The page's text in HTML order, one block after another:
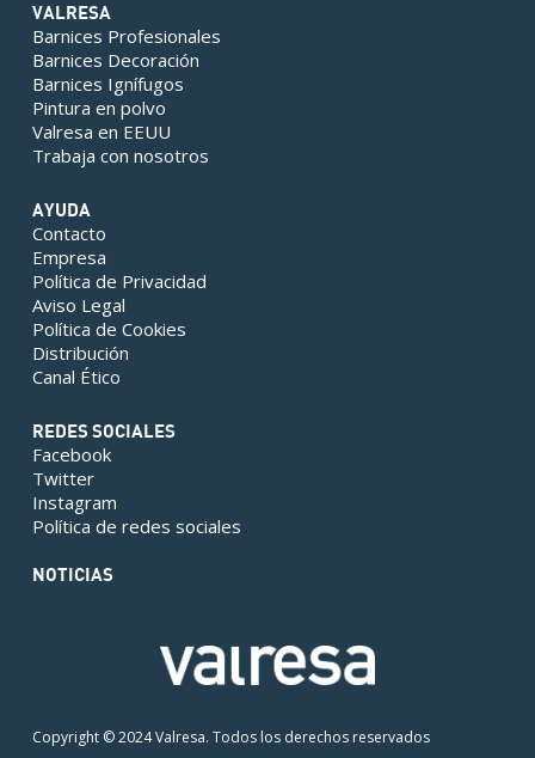
VALRESA
Barnices Profesionales
Barnices Decoración
Barnices Ignífugos
Pintura en polvo
Valresa en EEUU
Trabaja con nosotros
AYUDA
Contacto
Empresa
Política de Privacidad
Aviso Legal
Política de Cookies
Distribución
Canal Ético
REDES SOCIALES
Facebook
Twitter
Instagram
Política de redes sociales
NOTICIAS
Copyright © 2024 Valresa. Todos los derechos reservados